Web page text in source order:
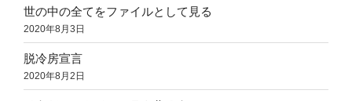
世の中の全てをファイルとして見る
2020年8月3日
脱冷房宣言
2020年8月2日